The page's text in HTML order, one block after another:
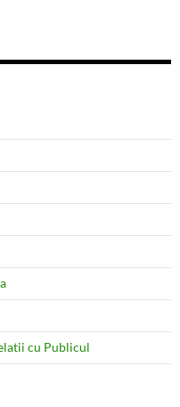
cu Publicul